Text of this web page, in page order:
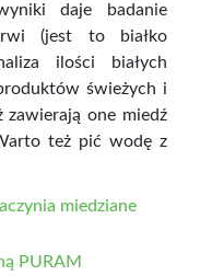
daje badanie
(jest to białko
ilości białych
świeżych i
zawierają one miedź
też pić wodę z
miedziane
PURAM